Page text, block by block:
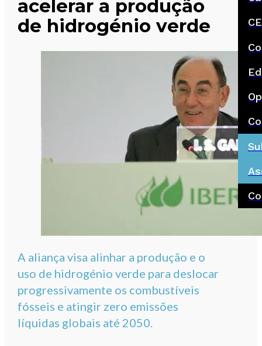
acelerar a produção
de hidrogénio verde
A aliança visa alinhar a produção e o
uso de hidrogénio verde para deslocar
progressivamente os combustíveis
fósseis e atingir zero emissões
líquidas globais até 2050.